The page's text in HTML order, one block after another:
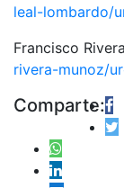
leal-lombardo/
Francisco
rivera-munoz/
Comparte: